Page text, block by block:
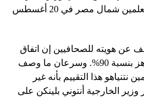
الأمريكي أنتوني بلينكن في العلمين شمال مصر في 20 أغسطس
هويته للصحافيين إن اتفاق
وقف إطلاق النار في غزة جاهز بنسبة 90%. وسرعان ما وصف
نتنياهو هذا التقييم بأنه غير
الخارجية أنتوني بلينكن على